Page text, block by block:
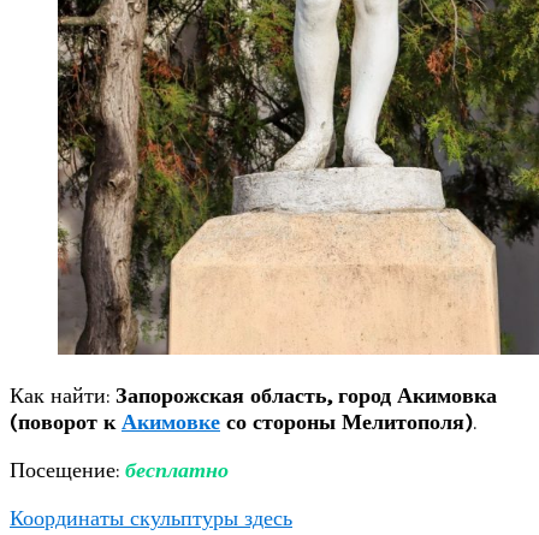
Как найти: Запорожская область, город Акимовка
(поворот кАкимовке со стороны Мелитополя).
Посещение: бесплатно
Координаты скульптуры здесь